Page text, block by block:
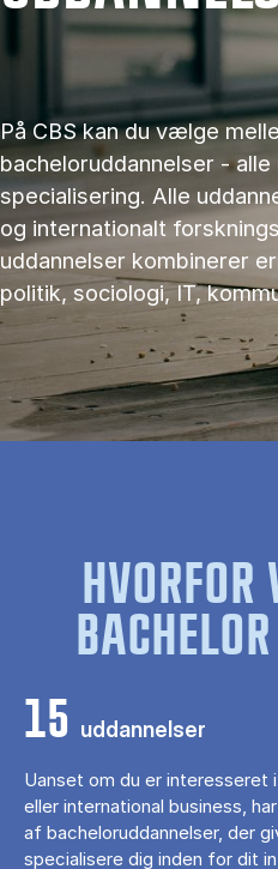
På CBS kan du vælge
bacheloruddannelser - alle
specialisering. Alle
og internationalt
uddannelser kombinerer
politik, sociologi, IT,
15 uddannelser
Uanset om du er interesseret
eller international business,
af bacheloruddannelser, der
specialisere dig inden for dit